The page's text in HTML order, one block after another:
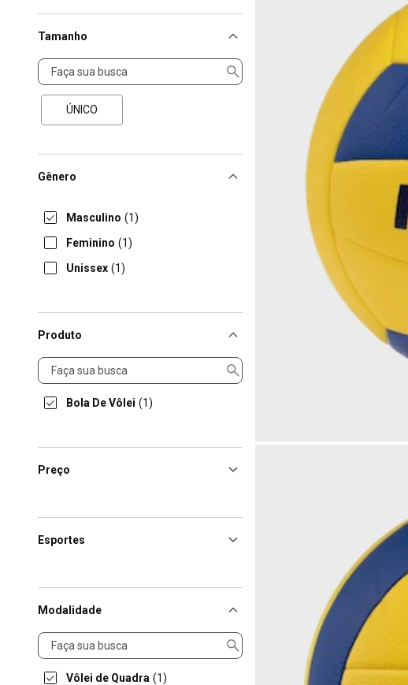
Tamanho
Tamanho
ÚNICO
Gênero
Masculino (1)
Feminino (1)
Unissex (1)
Produto
Produto
Bola De Vôlei (1)
Preço
Esportes
Modalidade
Modalidade
Vôlei de Quadra (1)